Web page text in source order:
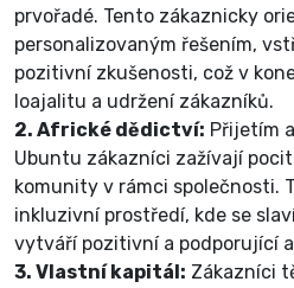
prvořadé. Tento zákaznicky
personalizovaným řešením,
pozitivní zkušenosti, což v
loajalitu a udržení zákazníků.
2. Africké dědictví: Přijetím
Ubuntu zákazníci zažívají
komunity v rámci společnosti.
inkluzivní prostředí, kde se
vytváří pozitivní a podporující
3. Vlastní kapitál: Zákazníci